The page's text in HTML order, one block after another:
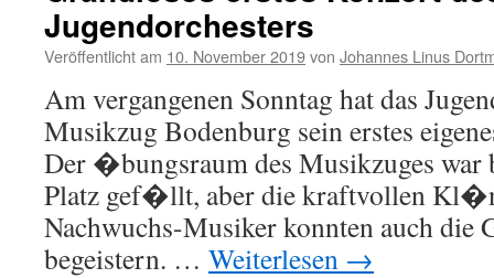
Jugendorchesters
Veröffentlicht am 10. November 2019von Johannes Linus
Am vergangenen Sonntag hat das
Musikzug Bodenburg sein erstes
Der �bungsraum des Musikzuges war
Platz gef�llt, aber die kraftvollen
Nachwuchs-Musiker konnten auch
begeistern. … Weiterlesen →